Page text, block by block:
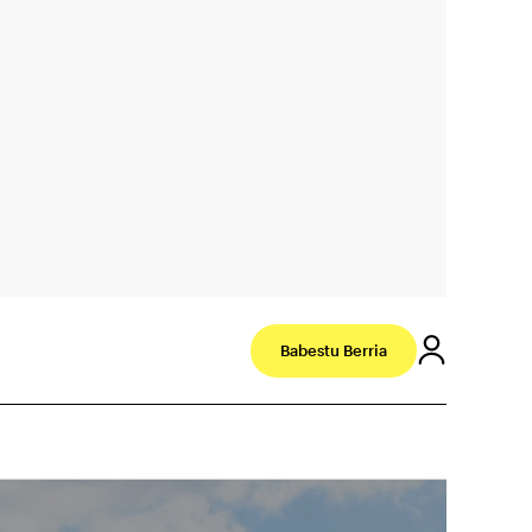
Babestu Berria